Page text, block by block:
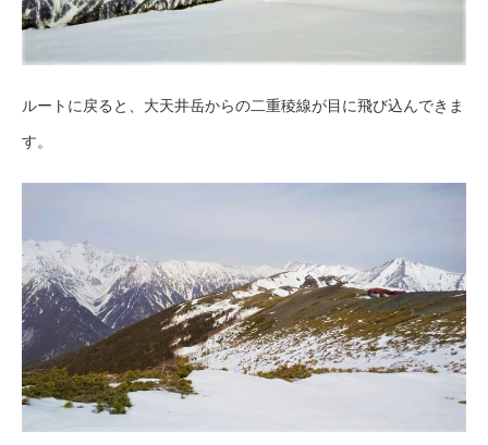
ルートに戻ると、大天井岳からの二重稜線が目に飛び込んできま
す。